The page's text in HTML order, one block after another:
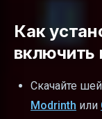
Как
включить
Скачайте
Modrinth или